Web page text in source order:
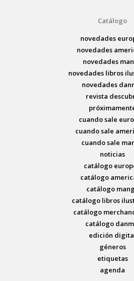
Catálogo
novedades
novedades
novedades
novedades libros
novedades
revista
cuando sale
cuando sale
cuando sale
noticias
catálogo
catálogo
catálogo
catálogo libros
catálogo
catálogo
edición
géneros
etiquetas
agenda